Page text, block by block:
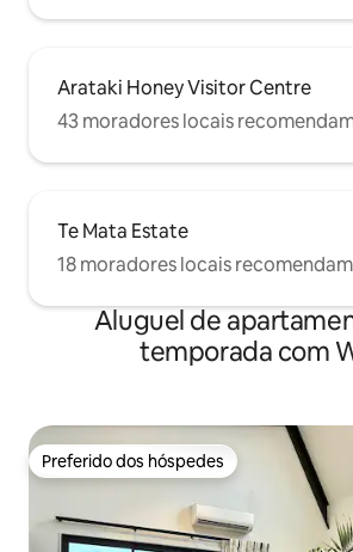
Arataki Honey Visitor Centre
43 moradores locais
Te Mata Estate
18 moradores locais recomendam
Aluguel de
temporada com
Preferido dos hóspedes
Preferido dos hóspedes